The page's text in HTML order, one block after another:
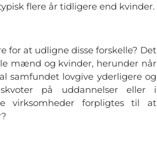
flere år tidligere end kvinder.
for at udligne disse forskelle? Det
mænd og kvinder, herunder når
samfundet lovgive yderligere og
på uddannelser eller i
virksomheder forpligtes til at